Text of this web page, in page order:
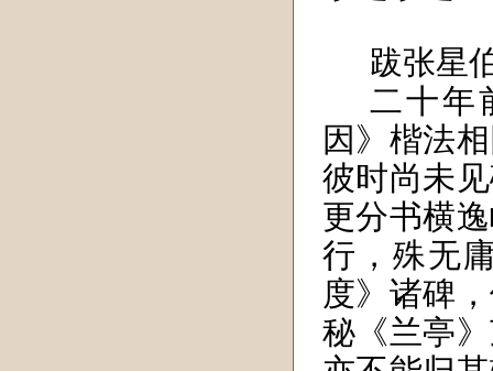
跋张星
二十年
因》楷法
彼时尚未
更分书横
行，殊无
度》诸碑
秘《兰亭